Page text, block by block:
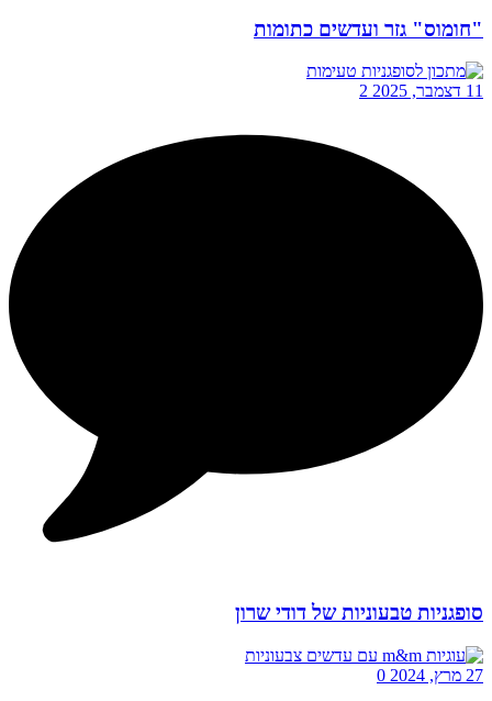
"חומוס" גזר ועדשים כתומות
11 דצמבר, 2025 2
סופגניות טבעוניות של דודי שרון
27 מרץ, 2024 0